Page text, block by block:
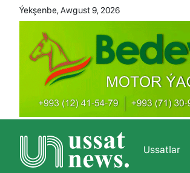
Ýekşenbe, Awgust 9, 2026
Ussatlar